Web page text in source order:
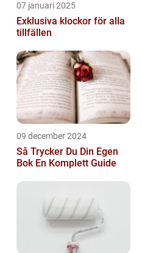
07 januari 2025
Exklusiva klockor för alla
tillfällen
09 december 2024
Så Trycker Du Din Egen
Bok En Komplett Guide